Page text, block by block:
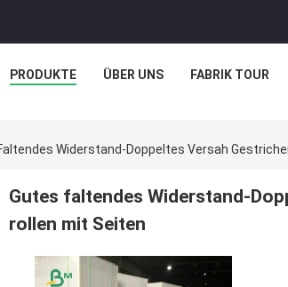
PRODUKTE ÜBER UNS FABRIK TOUR
Widerstand-Doppeltes Versah
Gutes faltendes Widerstand-
rollen mit Seiten